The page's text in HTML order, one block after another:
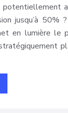
potentiellement
jusqu’à 50%
en lumière le